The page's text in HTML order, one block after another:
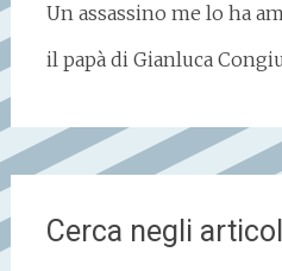
Un assassino me lo ha
il papà di Gianluca
Cerca negli